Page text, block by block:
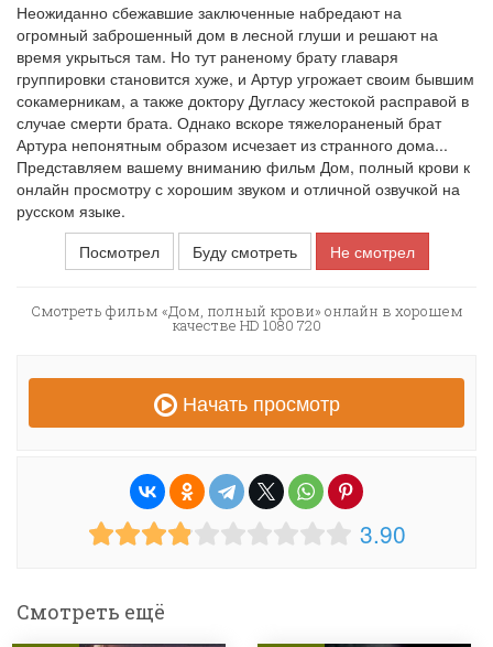
Неожиданно сбежавшие заключенные набредают на
огромный заброшенный дом в лесной глуши и решают на
время укрыться там. Но тут раненому брату главаря
группировки становится хуже, и Артур угрожает своим бывшим
сокамерникам, а также доктору Дугласу жестокой расправой в
случае смерти брата. Однако вскоре тяжелораненый брат
Артура непонятным образом исчезает из странного дома...
Представляем вашему вниманию фильм Дом, полный крови к
онлайн просмотру с хорошим звуком и отличной озвучкой на
русском языке.
Посмотрел
Буду смотреть Не смотрел
Смотреть фильм «Дом, полный крови» онлайн в хорошем
качестве HD 1080 720
Начать просмотр
3.90
Смотреть ещё